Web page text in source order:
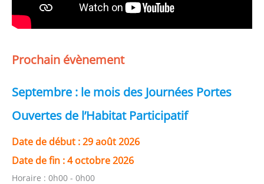
Prochain évènement
Septembre : le mois des Journées Portes
Ouvertes de l’Habitat Participatif
Date de début :29 août 2026
Date de fin :4 octobre 2026
Horaire : 0h00 - 0h00